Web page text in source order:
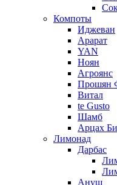
Компоты
Иджеван
Арарат
YAN
Ноян
Агроянс
Прошян
Витал
te Gusto
Шамб
Арцах
Лимонад
Дарбас
Ануш